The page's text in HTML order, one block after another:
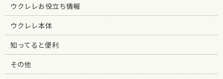
ウクレレお役立ち情報
ウクレレ本体
知ってると便利
その他